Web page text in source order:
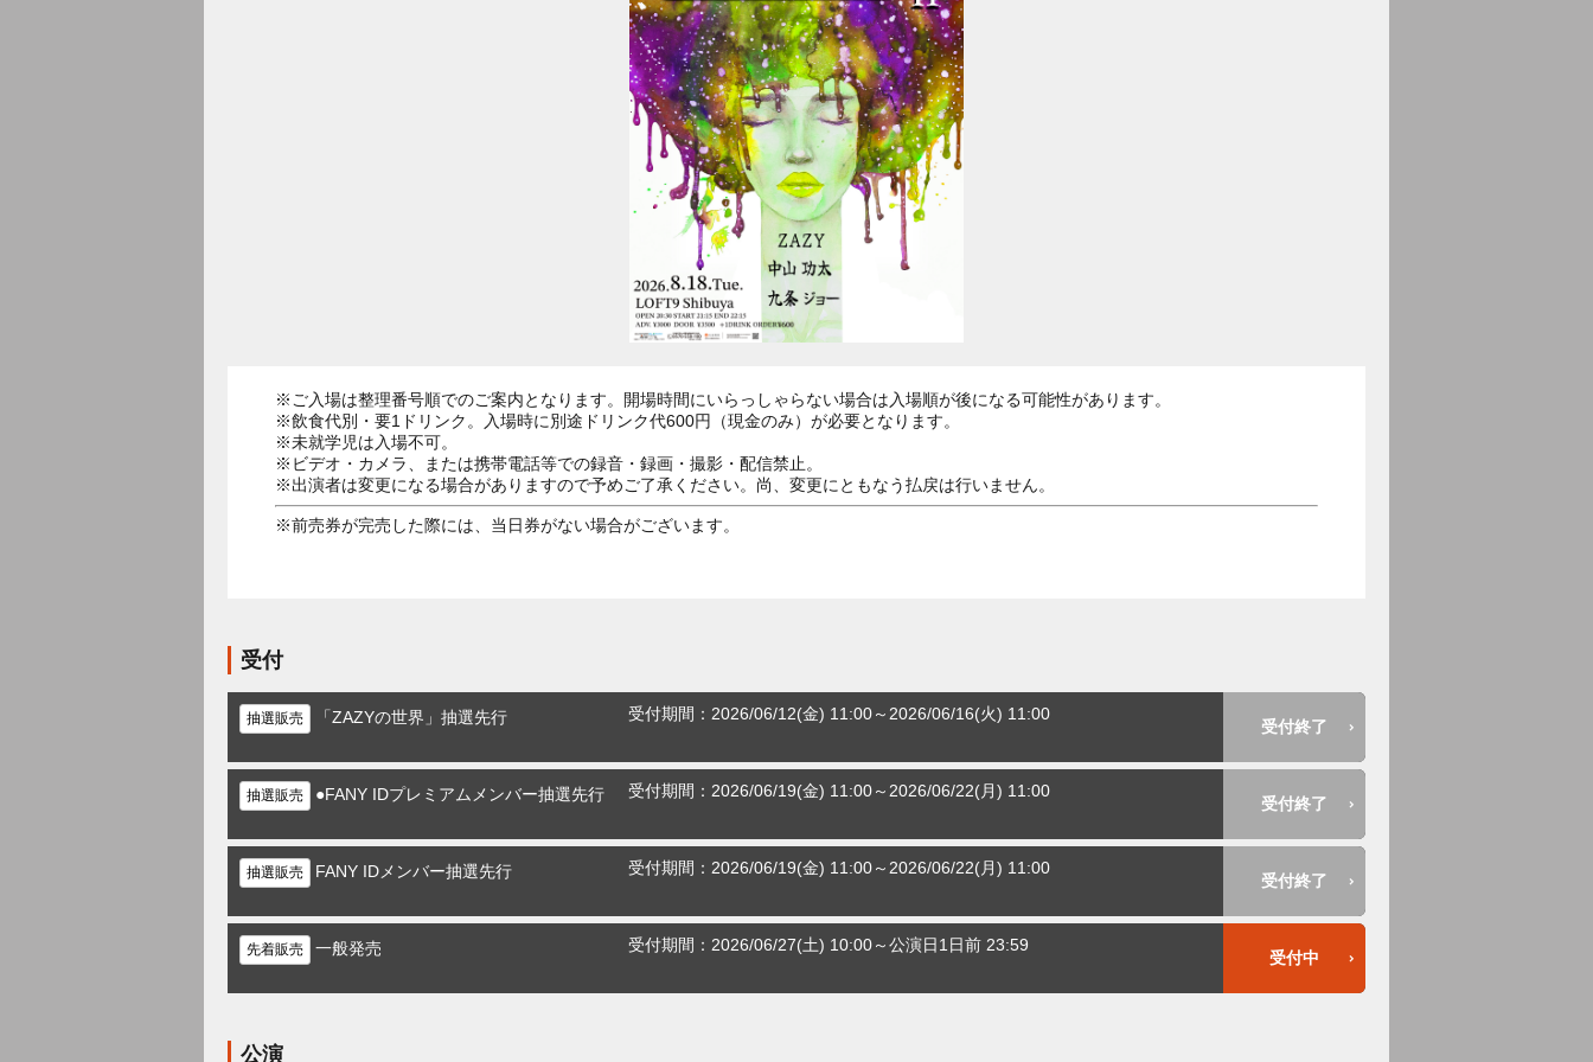
※ご入場は整理番号順でのご案内となります。開場時間にいらっしゃらない場合は入場順が後になる可能性があります。
※飲食代別・要1ドリンク。入場時に別途ドリンク代600円（現金のみ）が必要となります。
※未就学児は入場不可。
※ビデオ・カメラ、または携帯電話等での録音・録画・撮影・配信禁止。
※出演者は変更になる場合がありますので予めご了承ください。尚、変更にともなう払戻は行いません。
※前売券が完売した際には、当日券がない場合がございます。
受付
抽選販売 「ZAZYの世界」抽選先行 受付期間： 2026/06/12(金) 11:00～2026/06/16(火) 11:00
受付終了
抽選販売 ●FANY IDプレミアムメンバー抽選先行 受付期間： 2026/06/19(金) 11:00～2026/06/22(月) 11:00
受付終了
抽選販売 FANY IDメンバー抽選先行 受付期間： 2026/06/19(金) 11:00～2026/06/22(月) 11:00
受付終了
先着販売 一般発売 受付期間： 2026/06/27(土) 10:00～公演日1日前 23:59
受付中
公演